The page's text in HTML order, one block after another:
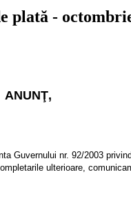
plată -
ANUNŢ,
Guvernului nr. 92/2003
ulterioare,